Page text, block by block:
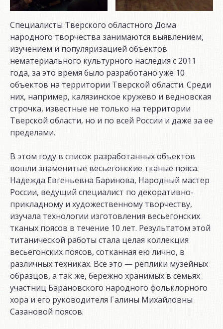
Специалисты Тверского областного Дома
народного творчества занимаются выявлением,
изучением и популяризацией объектов
нематериального культурного наследия с 2011
года, за это время было разработано уже 10
объектов на территории Тверской области. Среди
них, например, калязинское кружево и ведновская
строчка, известные не только на территории
Тверской области, но и по всей России и даже за ее
пределами.
В этом году в список разработанных объектов
вошли знаменитые весьегонские тканые пояса.
Надежда Евгеньевна Баринова, Народный мастер
России, ведущий специалист по декоративно-
прикладному и художественному творчеству,
изучала технологии изготовления весьегонских
тканых поясов в течение 10 лет. Результатом этой
титанической работы стала целая коллекция
весьегонских поясов, сотканная ею лично, в
различных техниках. Все это — реплики музейных
образцов, а так же, бережно хранимых в семьях
участниц Барановского народного фольклорного
хора и его руководителя Галины Михайловны
Сазановой поясов.